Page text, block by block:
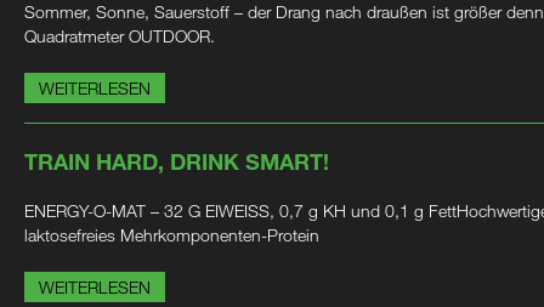
Sommer, Sonne, Sauerstoff – der Drang nach draußen ist größer
Quadratmeter OUTDOOR.
WEITERLESEN
TRAIN HARD, DRINK SMART!
ENERGY-O-MAT – 32 G EIWEISS, 0,7 g KH und 0,1 g
laktosefreies Mehrkomponenten-Protein
WEITERLESEN